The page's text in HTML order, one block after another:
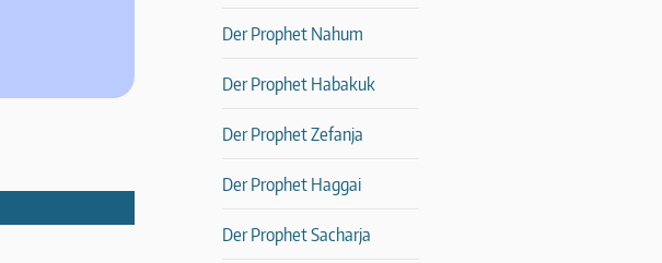
Der Prophet Nahum
Der Prophet Habakuk
Der Prophet Zefanja
Der Prophet Haggai
Der Prophet Sacharja